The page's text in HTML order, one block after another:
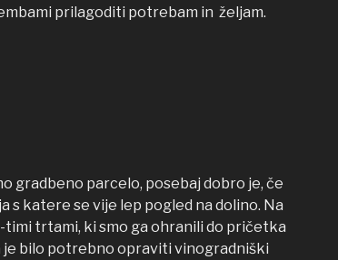
prilagoditi potrebam in željam.
gradbeno parcelo, posebaj dobro je, če
s katere se vije lep pogled na dolino. Na
timi trtami, ki smo ga ohranili do pričetka
je bilo potrebno opraviti vinogradniški